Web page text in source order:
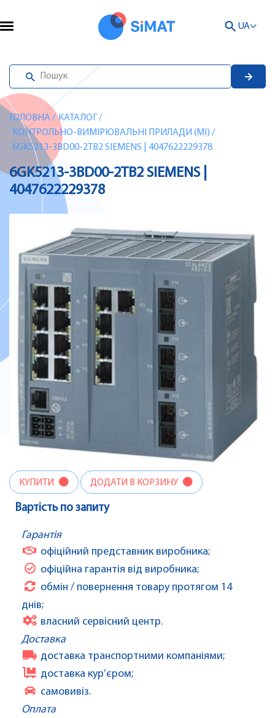
UA
ГОЛОВНА/ КАТАЛОГ /
КОНТРОЛЬНО-ВИМІРЮВАЛЬНІ ПРИЛАДИ (MI) /
6GK5213-3BD00-2TB2 SIEMENS | 4047622229378
6GK5213-3BD00-2TB2 SIEMENS |
4047622229378
КУПИТИ ДОДАТИ В КОРЗИНУ
Вартість по запиту
Гарантія
офіційний представник виробника;
офіційна гарантія від виробника;
обмін / повернення товару протягом 14
днів;
власний сервісний центр.
Доставка
доставка транспортними компаніями;
доставка кур’єром;
самовивіз.
Оплата